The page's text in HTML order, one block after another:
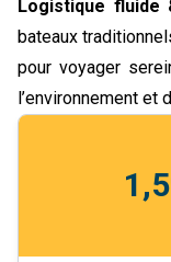
Logistique
bateaux
pour voyager
l’environnement et